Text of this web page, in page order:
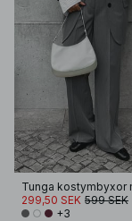
299,50 SEK 599 SEK
+3